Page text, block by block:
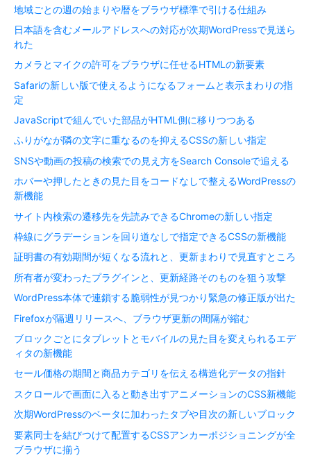
地域ごとの週の始まりや暦をブラウザ標準で引ける仕組み
日本語を含むメールアドレスへの対応が次期WordPressで見送ら
れた
カメラとマイクの許可をブラウザに任せるHTMLの新要素
Safariの新しい版で使えるようになるフォームと表示まわりの指
定
JavaScriptで組んでいた部品がHTML側に移りつつある
ふりがなが隣の文字に重なるのを抑えるCSSの新しい指定
SNSや動画の投稿の検索での見え方をSearch Consoleで追える
ホバーや押したときの見た目をコードなしで整えるWordPressの
新機能
サイト内検索の遷移先を先読みできるChromeの新しい指定
枠線にグラデーションを回り道なしで指定できるCSSの新機能
証明書の有効期間が短くなる流れと、更新まわりで見直すところ
所有者が変わったプラグインと、更新経路そのものを狙う攻撃
WordPress本体で連鎖する脆弱性が見つかり緊急の修正版が出た
Firefoxが隔週リリースへ、ブラウザ更新の間隔が縮む
ブロックごとにタブレットとモバイルの見た目を変えられるエデ
ィタの新機能
セール価格の期間と商品カテゴリを伝える構造化データの指針
スクロールで画面に入ると動き出すアニメーションのCSS新機能
次期WordPressのベータに加わったタブや目次の新しいブロック
要素同士を結びつけて配置するCSSアンカーポジショニングが全
ブラウザに揃う